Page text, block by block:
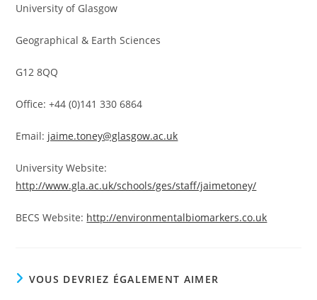
University of Glasgow
Geographical & Earth Sciences
G12 8QQ
Office: +44 (0)141 330 6864
Email: jaime.toney@glasgow.ac.uk
University Website:
http://www.gla.ac.uk/schools/ges/staff/jaimetoney/
BECS Website: http://environmentalbiomarkers.co.uk
VOUS DEVRIEZ ÉGALEMENT AIMER